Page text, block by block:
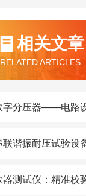
相关文章
RELATED ARTICLES